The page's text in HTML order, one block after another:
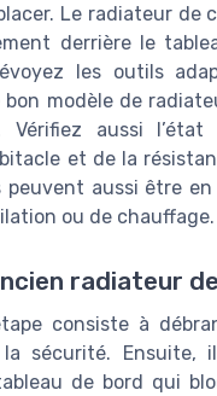
Le radiateur de
derrière le
les outils
bon modèle de
Vérifiez aussi
et de la
peuvent aussi être en
ou de chauffage.
radiateur
consiste à
la sécurité. Ensuite,
de bord qui